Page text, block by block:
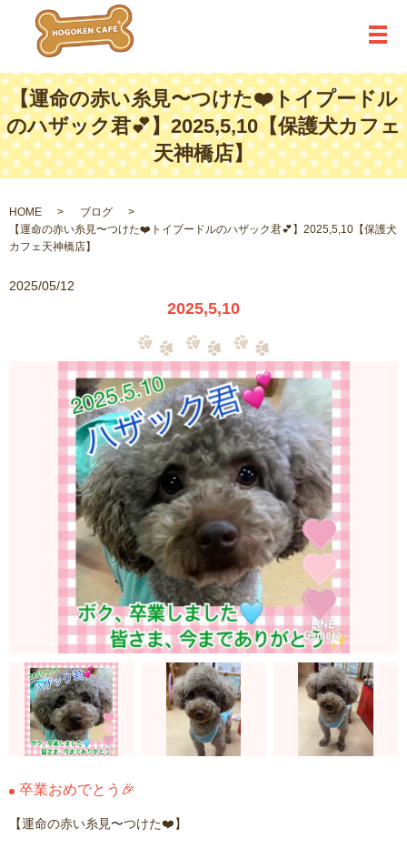
メ
【運命の赤い糸見〜つけた❤️トイプードル
のハザック君💕】2025,5,10【保護犬カフェ
天神橋店】
HOME
ブログ
【運命の赤い糸見〜つけた❤️トイプードルのハザック君💕】2025,5,10【保護犬
カフェ天神橋店】
2025/05/12
2025,5,10
卒業おめでとう🎉
【運命の赤い糸見〜つけた❤️】